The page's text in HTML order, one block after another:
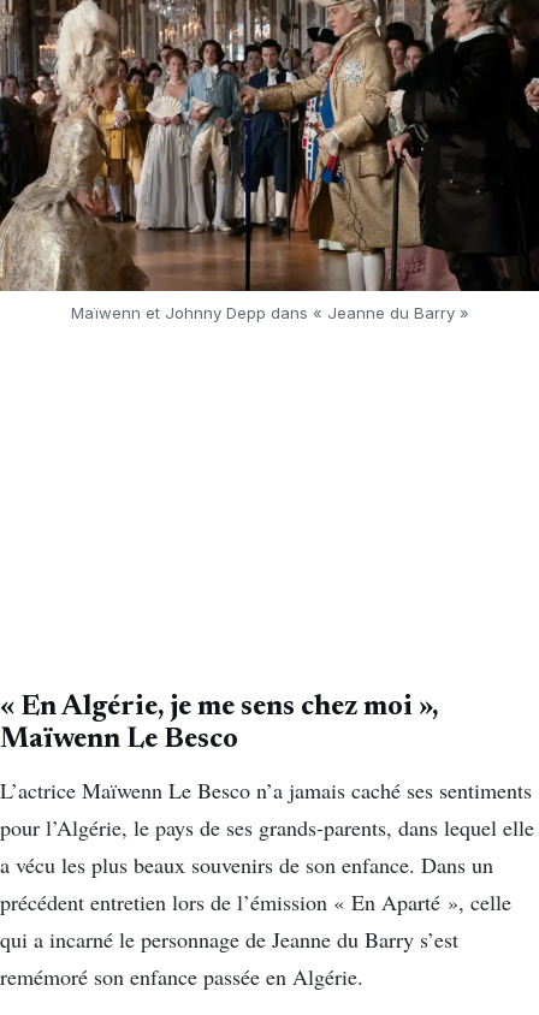
Maïwenn et Johnny Depp dans « Jeanne du Barry »
« En Algérie, je me sens chez moi »,
Maïwenn Le Besco
L’actrice Maïwenn Le Besco n’a jamais caché ses sentiments
pour l’Algérie, le pays de ses grands-parents, dans lequel elle
a vécu les plus beaux souvenirs de son enfance. Dans un
précédent entretien lors de l’émission « En Aparté », celle
qui a incarné le personnage de Jeanne du Barry s’est
remémoré son enfance passée en Algérie.